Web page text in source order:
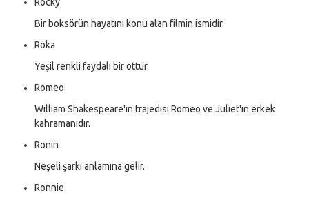
Bir boksörün hayatını konu alan filmin ismidir.
Roka
Yeşil renkli faydalı bir ottur.
Romeo
William Shakespeare'in trajedisi Romeo ve Juliet'in erkek
kahramanıdır.
Ronin
Neşeli şarkı anlamına gelir.
Ronnie